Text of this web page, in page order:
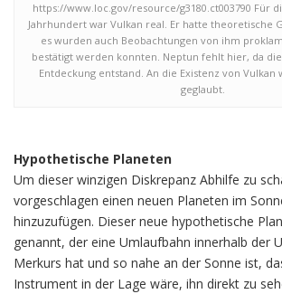
https://www.loc.gov/resource/g3180.ct003790 Für
Jahrhundert war Vulkan real. Er hatte theoretische
es wurden auch Beobachtungen von ihm
bestätigt werden konnten. Neptun fehlt hier, da
Entdeckung entstand. An die Existenz von
geglaubt.
Hypothetische Planeten
Um dieser winzigen Diskrepanz Abhilfe zu
vorgeschlagen einen neuen Planeten im
hinzuzufügen. Dieser neue hypothetische
genannt, der eine Umlaufbahn innerhalb der
Merkurs hat und so nahe an der Sonne ist,
Instrument in der Lage wäre, ihn direkt zu